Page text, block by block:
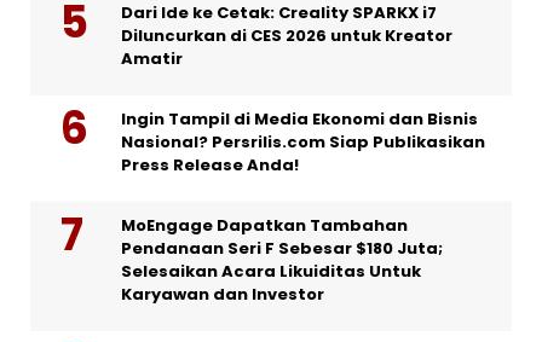
Dari Ide ke Cetak: Creality SPARKX i7
Diluncurkan di CES 2026 untuk Kreator
Amatir
Ingin Tampil di Media Ekonomi dan Bisnis
Nasional? Persrilis.com Siap Publikasikan
Press Release Anda!
MoEngage Dapatkan Tambahan
Pendanaan Seri F Sebesar $180 Juta;
Selesaikan Acara Likuiditas Untuk
Karyawan dan Investor